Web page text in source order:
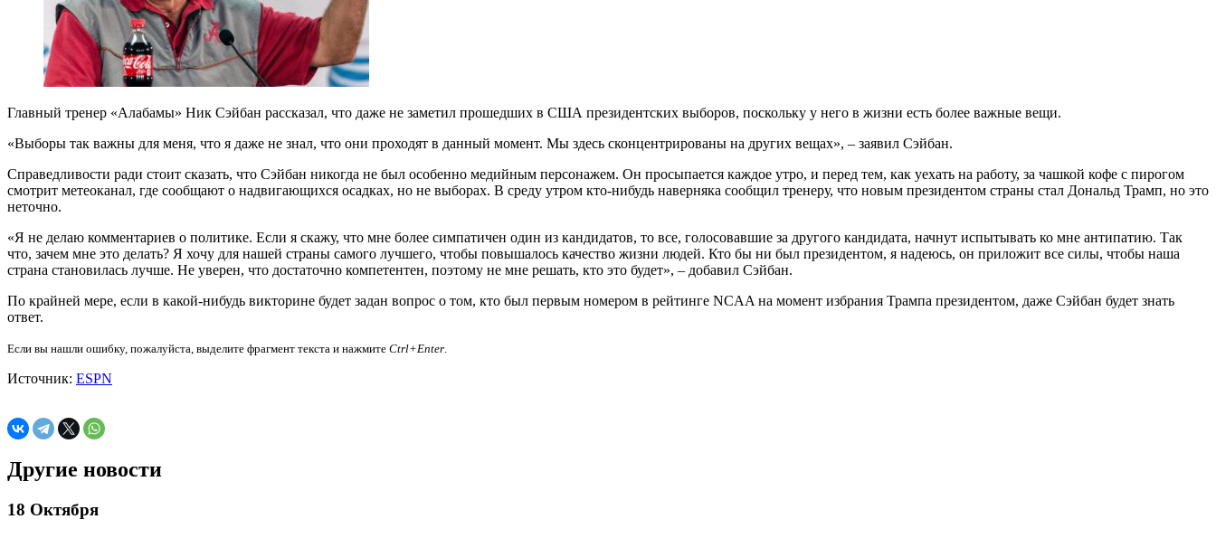
Главный тренер «Алабамы» Ник Сэйбан рассказал, что даже не заметил прошедших в США президентских выборов, поскольку у него в жизни есть более важные вещи.
«Выборы так важны для меня, что я даже не знал, что они проходят в данный момент. Мы здесь сконцентрированы на других вещах», – заявил Сэйбан.
Справедливости ради стоит сказать, что Сэйбан никогда не был особенно медийным персонажем. Он просыпается каждое утро, и перед тем, как уехать на работу, за чашкой кофе с пирогом
смотрит метеоканал, где сообщают о надвигающихся осадках, но не выборах. В среду утром кто-нибудь наверняка сообщил тренеру, что новым президентом страны стал Дональд Трамп, но это
неточно.
«Я не делаю комментариев о политике. Если я скажу, что мне более симпатичен один из кандидатов, то все, голосовавшие за другого кандидата, начнут испытывать ко мне антипатию. Так
что, зачем мне это делать? Я хочу для нашей страны самого лучшего, чтобы повышалось качество жизни людей. Кто бы ни был президентом, я надеюсь, он приложит все силы, чтобы наша
страна становилась лучше. Не уверен, что достаточно компетентен, поэтому не мне решать, кто это будет», – добавил Сэйбан.
По крайней мере, если в какой-нибудь викторине будет задан вопрос о том, кто был первым номером в рейтинге NCAA на момент избрания Трампа президентом, даже Сэйбан будет знать
ответ.
Если вы нашли ошибку, пожалуйста, выделите фрагмент текста и нажмите Ctrl+Enter.
Источник: ESPN
Другие новости
18 Октября